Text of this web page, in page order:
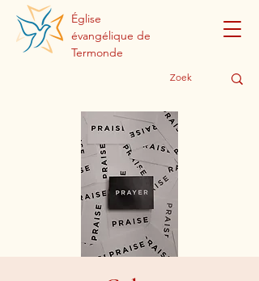
Église
évangélique de
Termonde